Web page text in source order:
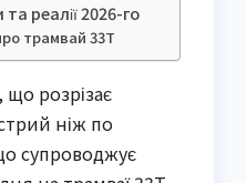
реалії 2026-го
трамвай 33Т
розрізає
ніж по
супроводжує